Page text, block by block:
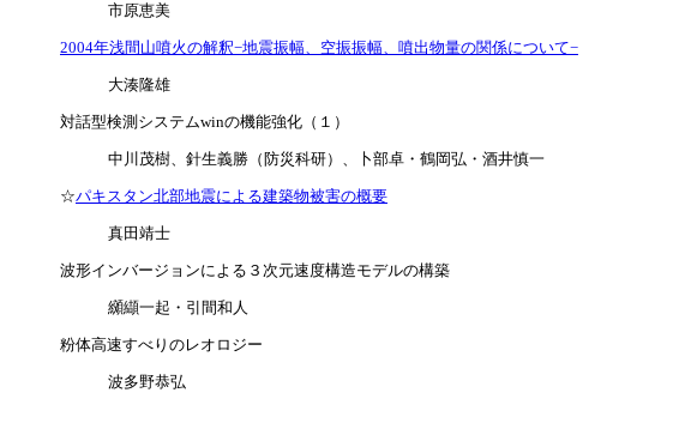
市原恵美
2004年浅間山噴火の解釈−地震振幅、空振振幅、噴出物量の関係について−
大湊隆雄
対話型検測システムwinの機能強化（１）
中川茂樹、針生義勝（防災科研）、卜部卓・鶴岡弘・酒井慎一
☆パキスタン北部地震による建築物被害の概要
真田靖士
波形インバージョンによる３次元速度構造モデルの構築
纐纈一起・引間和人
粉体高速すべりのレオロジー
波多野恭弘